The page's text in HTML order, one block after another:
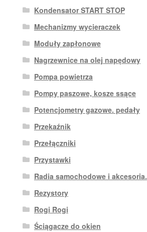
Kondensator START STOP
Mechanizmy wycieraczek
Moduły zapłonowe
Nagrzewnice na olej napędowy
Pompa powietrza
Pompy paszowe, kosze ssące
Potencjometry gazowe. pedały
Przekaźnik
Przełączniki
Przystawki
Radia samochodowe i akcesoria.
Rezystory
Rogi Rogi
Ściągacze do okien